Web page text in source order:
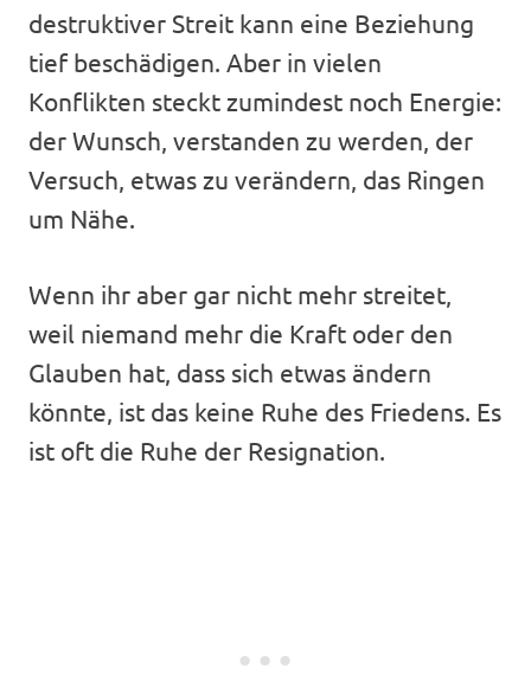
destruktiver Streit kann eine Beziehung
tief beschädigen. Aber in vielen
Konflikten steckt zumindest noch Energie:
der Wunsch, verstanden zu werden, der
Versuch, etwas zu verändern, das Ringen
um Nähe.
Wenn ihr aber gar nicht mehr streitet,
weil niemand mehr die Kraft oder den
Glauben hat, dass sich etwas ändern
könnte, ist das keine Ruhe des Friedens. Es
ist oft die Ruhe der Resignation.